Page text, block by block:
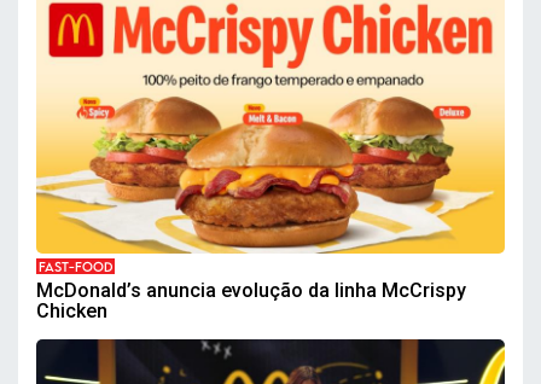
FAST-FOOD
McDonald’s anuncia evolução da linha McCrispy
Chicken